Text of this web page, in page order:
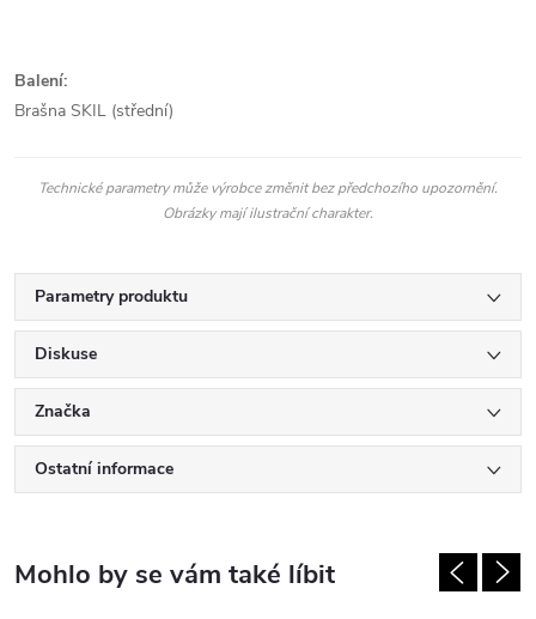
Balení:
Brašna SKIL (střední)
Technické parametry může výrobce změnit bez předchozího upozornění.
Obrázky mají ilustrační charakter.
Parametry produktu
Diskuse
Značka
Ostatní informace